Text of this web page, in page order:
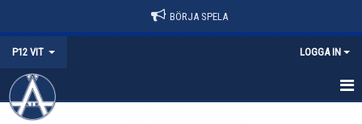
BÖRJA SPELA
P12 VIT LOGGA IN
HEM